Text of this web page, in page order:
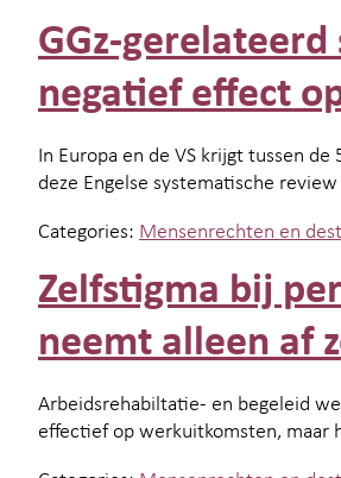
GGz-
negatief effect
In Europa en de VS krijgt tussen
deze Engelse systematische
Categories: Mensenrechten en
Zelfstigma bij
neemt alleen af
Arbeidsrehabiltatie- en begeleid
effectief op werkuitkomsten, maar